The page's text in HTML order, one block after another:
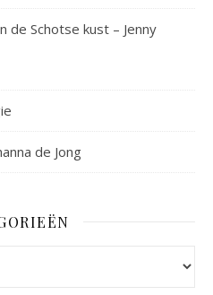
de Schotse kust – Jenny
de Jong